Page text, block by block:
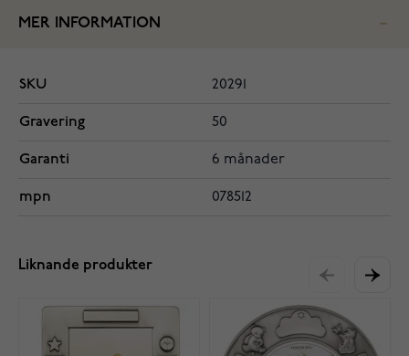
MER INFORMATION
SKU 20291
Gravering 50
Garanti 6 månader
mpn 078512
Liknande produkter